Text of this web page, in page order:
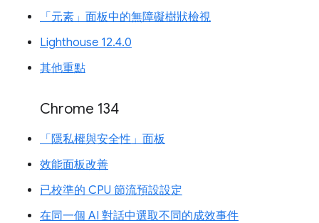
「元素」面板中的無障礙樹狀檢視
Lighthouse 12.4.0
其他重點
Chrome 134
「隱私權與安全性」面板
效能面板改善
已校準的 CPU 節流預設設定
在同一個 AI 對話中選取不同的成效事件